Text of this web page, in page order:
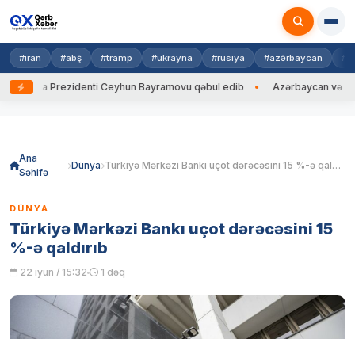
#iran #abş #tramp #ukrayna #rusiya #azərbaycan
Prezidenti Ceyhun Bayramovu qəbul edib Azərbaycan və
Ana
Səhifə
Dünya Türkiyə Mərkəzi Bankı uçot dərəcəsini 15 %-ə qaldırıb
DÜNYA
Türkiyə Mərkəzi Bankı uçot dərəcəsini 15
%-ə qaldırıb
22 iyun / 15:32 1 dəq